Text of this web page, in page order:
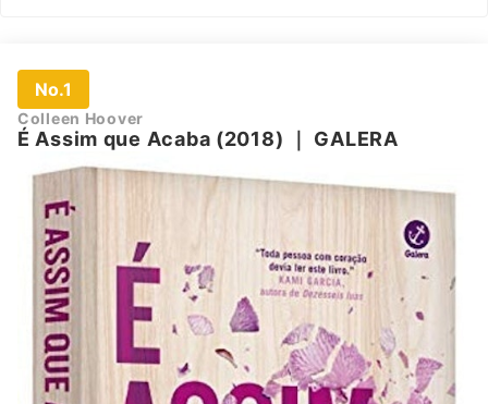
No.1
Colleen Hoover
É Assim que Acaba (2018) GALERA